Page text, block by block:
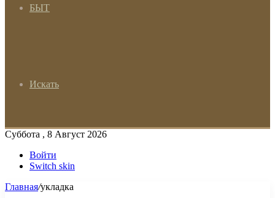
БЫТ
Искать
Суббота , 8 Август 2026
Войти
Switch skin
Главная/укладка